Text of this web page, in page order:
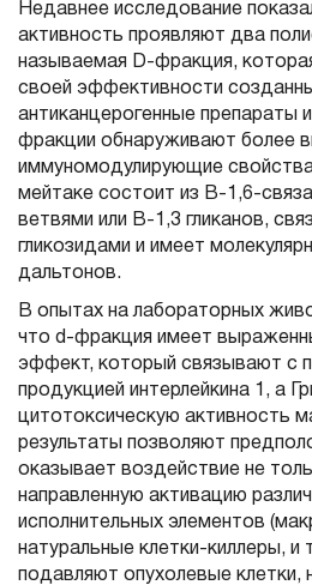
Недавнее исследование
активность проявляют два
называемая D-фракция,
своей эффективности
антиканцерогенные препараты
фракции обнаруживают более
иммуномодулирующие
мейтаке состоит из В-1,6-
ветвями или В-1,3 гликанов,
гликозидами и имеет
дальтонов.
В опытах на лабораторных
что d-фракция имеет
эффект, который связывают с
продукцией интерлейкина 1, а
цитотоксическую активность
результаты позволяют
оказывает воздействие не
направленную активацию
исполнительных элементов
натуральные клетки-киллеры, и
подавляют опухолевые клетки,